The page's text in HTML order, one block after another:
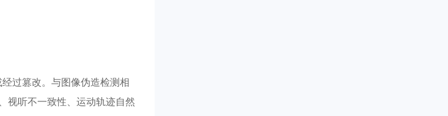
过篡改。与图像伪造检测相
视听不一致性、运动轨迹自然